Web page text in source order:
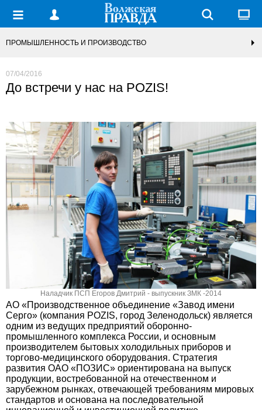
ПРОМЫШЛЕННОСТЬ И ПРОИЗВОДСТВО
07/04/2016
До встречи у нас на POZIS!
Наладчик ПСП Егоров Дмитрий - выпускник ЗМК -2014
АО «Производственное объединение «Завод имени
Серго» (компания POZIS, город Зеленодольск) является
одним из ведущих предприятий оборонно-
промышленного комплекса России, и основным
производителем бытовых холодильных приборов и
торгово-медицинского оборудования. Стратегия
развития ОАО «ПОЗИС» ориентирована на выпуск
продукции, востребованной на отечественном и
зарубежном рынках, отвечающей требованиям мировых
стандартов и основана на последовательной